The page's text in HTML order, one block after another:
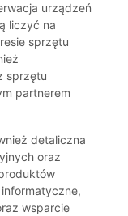
urządzeń
liczyć na
sprzętu
sprzętu
partnerem
detaliczna
oraz
wsparcie